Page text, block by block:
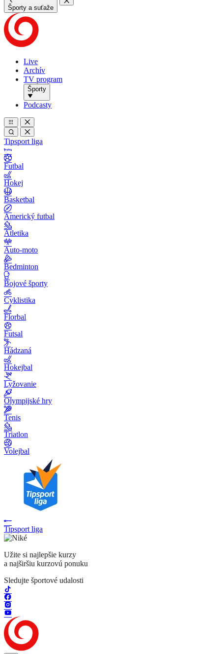
Športy a suťaže
Live
Archív
TV program
Športy
Podcasty
Tipsport liga
Futbal
Hokej
Basketbal
Americký futbal
Atletika
Auto-moto
Bedminton
Bojové športy
Cyklistika
Florbal
Futsal
Hádzaná
Hokejbal
Lyžovanie
Olympijské hry
Tenis
Triatlon
Volejbal
Tipsport liga
Užite si najlepšie kurzy
a najširšiu kurzovú ponuku
Sledujte športové udalosti